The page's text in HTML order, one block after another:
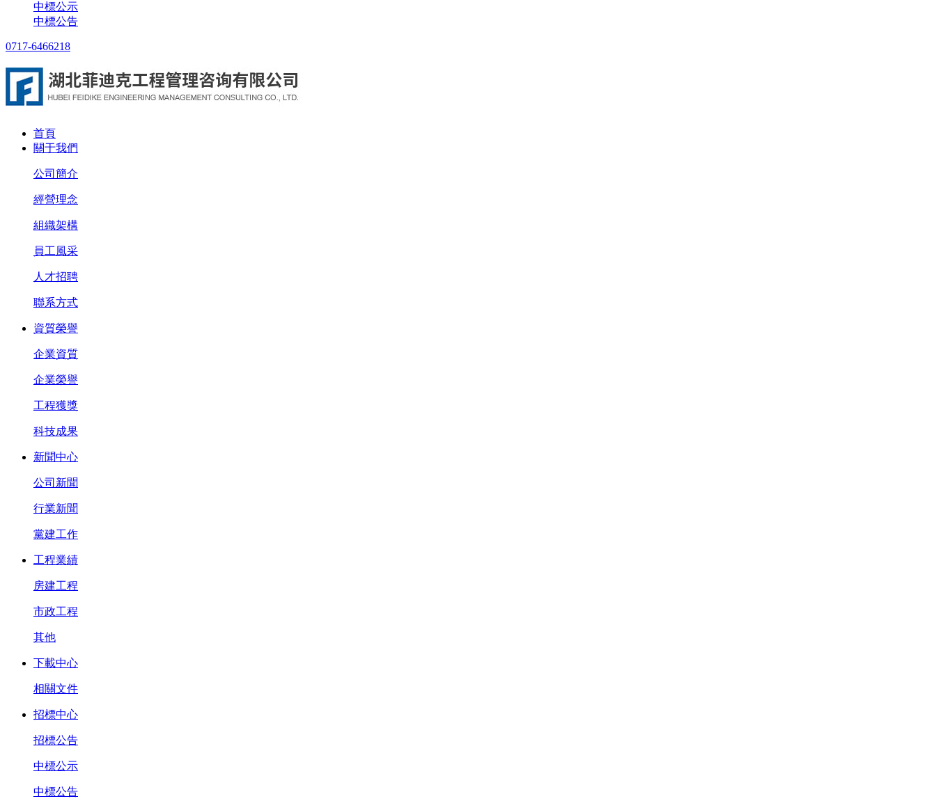
中標公示
中標公告
0717-6466218
首頁
關于我們
公司簡介
經營理念
組織架構
員工風采
人才招聘
聯系方式
資質榮譽
企業資質
企業榮譽
工程獲獎
科技成果
新聞中心
公司新聞
行業新聞
黨建工作
工程業績
房建工程
市政工程
其他
下載中心
相關文件
招標中心
招標公告
中標公示
中標公告